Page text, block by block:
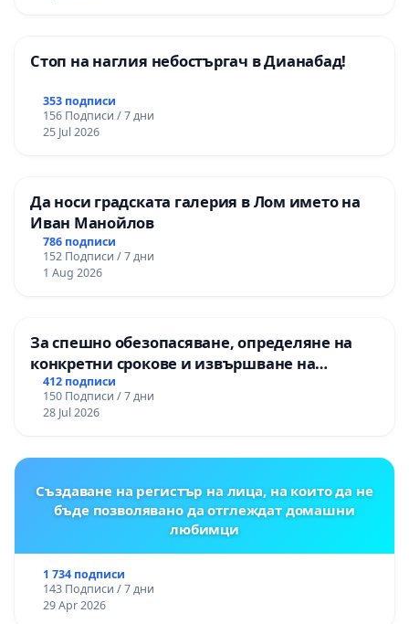
Стоп на наглия небостъргач в Дианабад!
353 подписи
156 Подписи / 7 дни
25 Jul 2026
Да носи градската галерия в Лом името на
Иван Манойлов
786 подписи
152 Подписи / 7 дни
1 Aug 2026
За спешно обезопасяване, определяне на
конкретни срокове и извършване на
цялостна рехабилитация на
републиканския път между пътен възел АМ
„Тракия“ - гр. Ихтиман - с. Мирово - к.к.
412 подписи
150 Подписи / 7 дни
28 Jul 2026
Създаване на регистър на лица, на които да не
бъде позволявано да отглеждат домашни
любимци
1 734 подписи
143 Подписи / 7 дни
29 Apr 2026